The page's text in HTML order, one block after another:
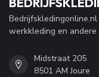
werkkleding en andere
Midstraat 205
8501 AM Joure